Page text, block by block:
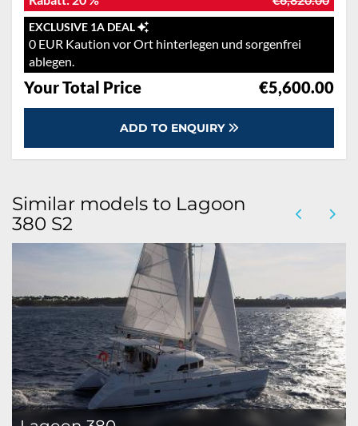
EXCLUSIVE 1A DEAL
0 EUR Kaution vor Ort hinterlegen und sorgenfrei
ablegen.
Your Total Price €5,600.00
ADD TO ENQUIRY
Similar models to Lagoon
380 S2